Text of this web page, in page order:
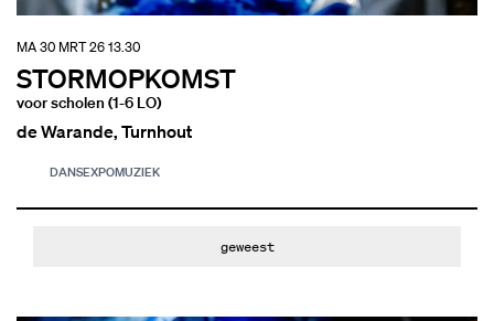
STORMOPKOMST
voor scholen (1-6 LO)
MA 30 MRT 2613.30
de Warande, Turnhout
DANSEXPOMUZIEK
geweest